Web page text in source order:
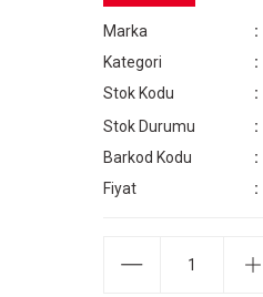
Marka
Kategori
Stok Kodu
Stok Durumu
Barkod Kodu
Fiyat